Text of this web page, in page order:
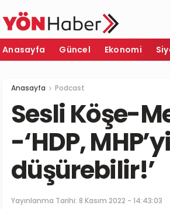
Anasayfa Güncel Ekonomi
Anasayfa Podcast
Sesli Köşe-
-‘HDP,
düşürebilir!’
Yayınlanma Tarihi: 8 Kasım 2022 - 14:43:03